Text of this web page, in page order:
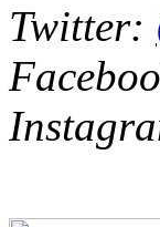
Twitter: